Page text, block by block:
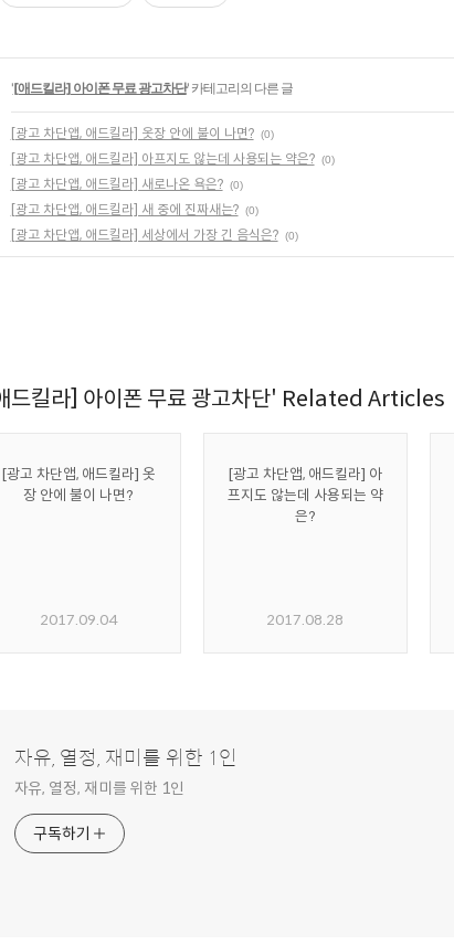
'[애드킬라] 아이폰 무료 광고차단' 카테고리의 다른 글
[광고 차단앱, 애드킬라] 옷장 안에 불이 나면? (0)
[광고 차단앱, 애드킬라] 아프지도 않는데 사용되는 약은? (0)
[광고 차단앱, 애드킬라] 새로나온 욕은? (0)
[광고 차단앱, 애드킬라] 새 중에 진짜새는? (0)
[광고 차단앱, 애드킬라] 세상에서 가장 긴 음식은? (0)
드킬라] 아이폰 무료 광고차단' Related Articles
[광고 차단앱, 애드킬라] 옷
장 안에 불이 나면?
2017.09.04
[광고 차단앱, 애드킬라] 아
프지도 않는데 사용되는 약
은?
2017.08.28
자유, 열정, 재미를 위한 1인
자유, 열정, 재미를 위한 1인
구독하기